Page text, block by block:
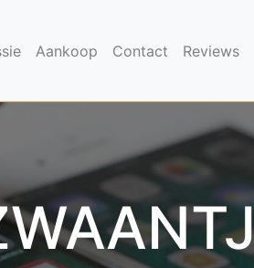
Aankoop Contact Reviews